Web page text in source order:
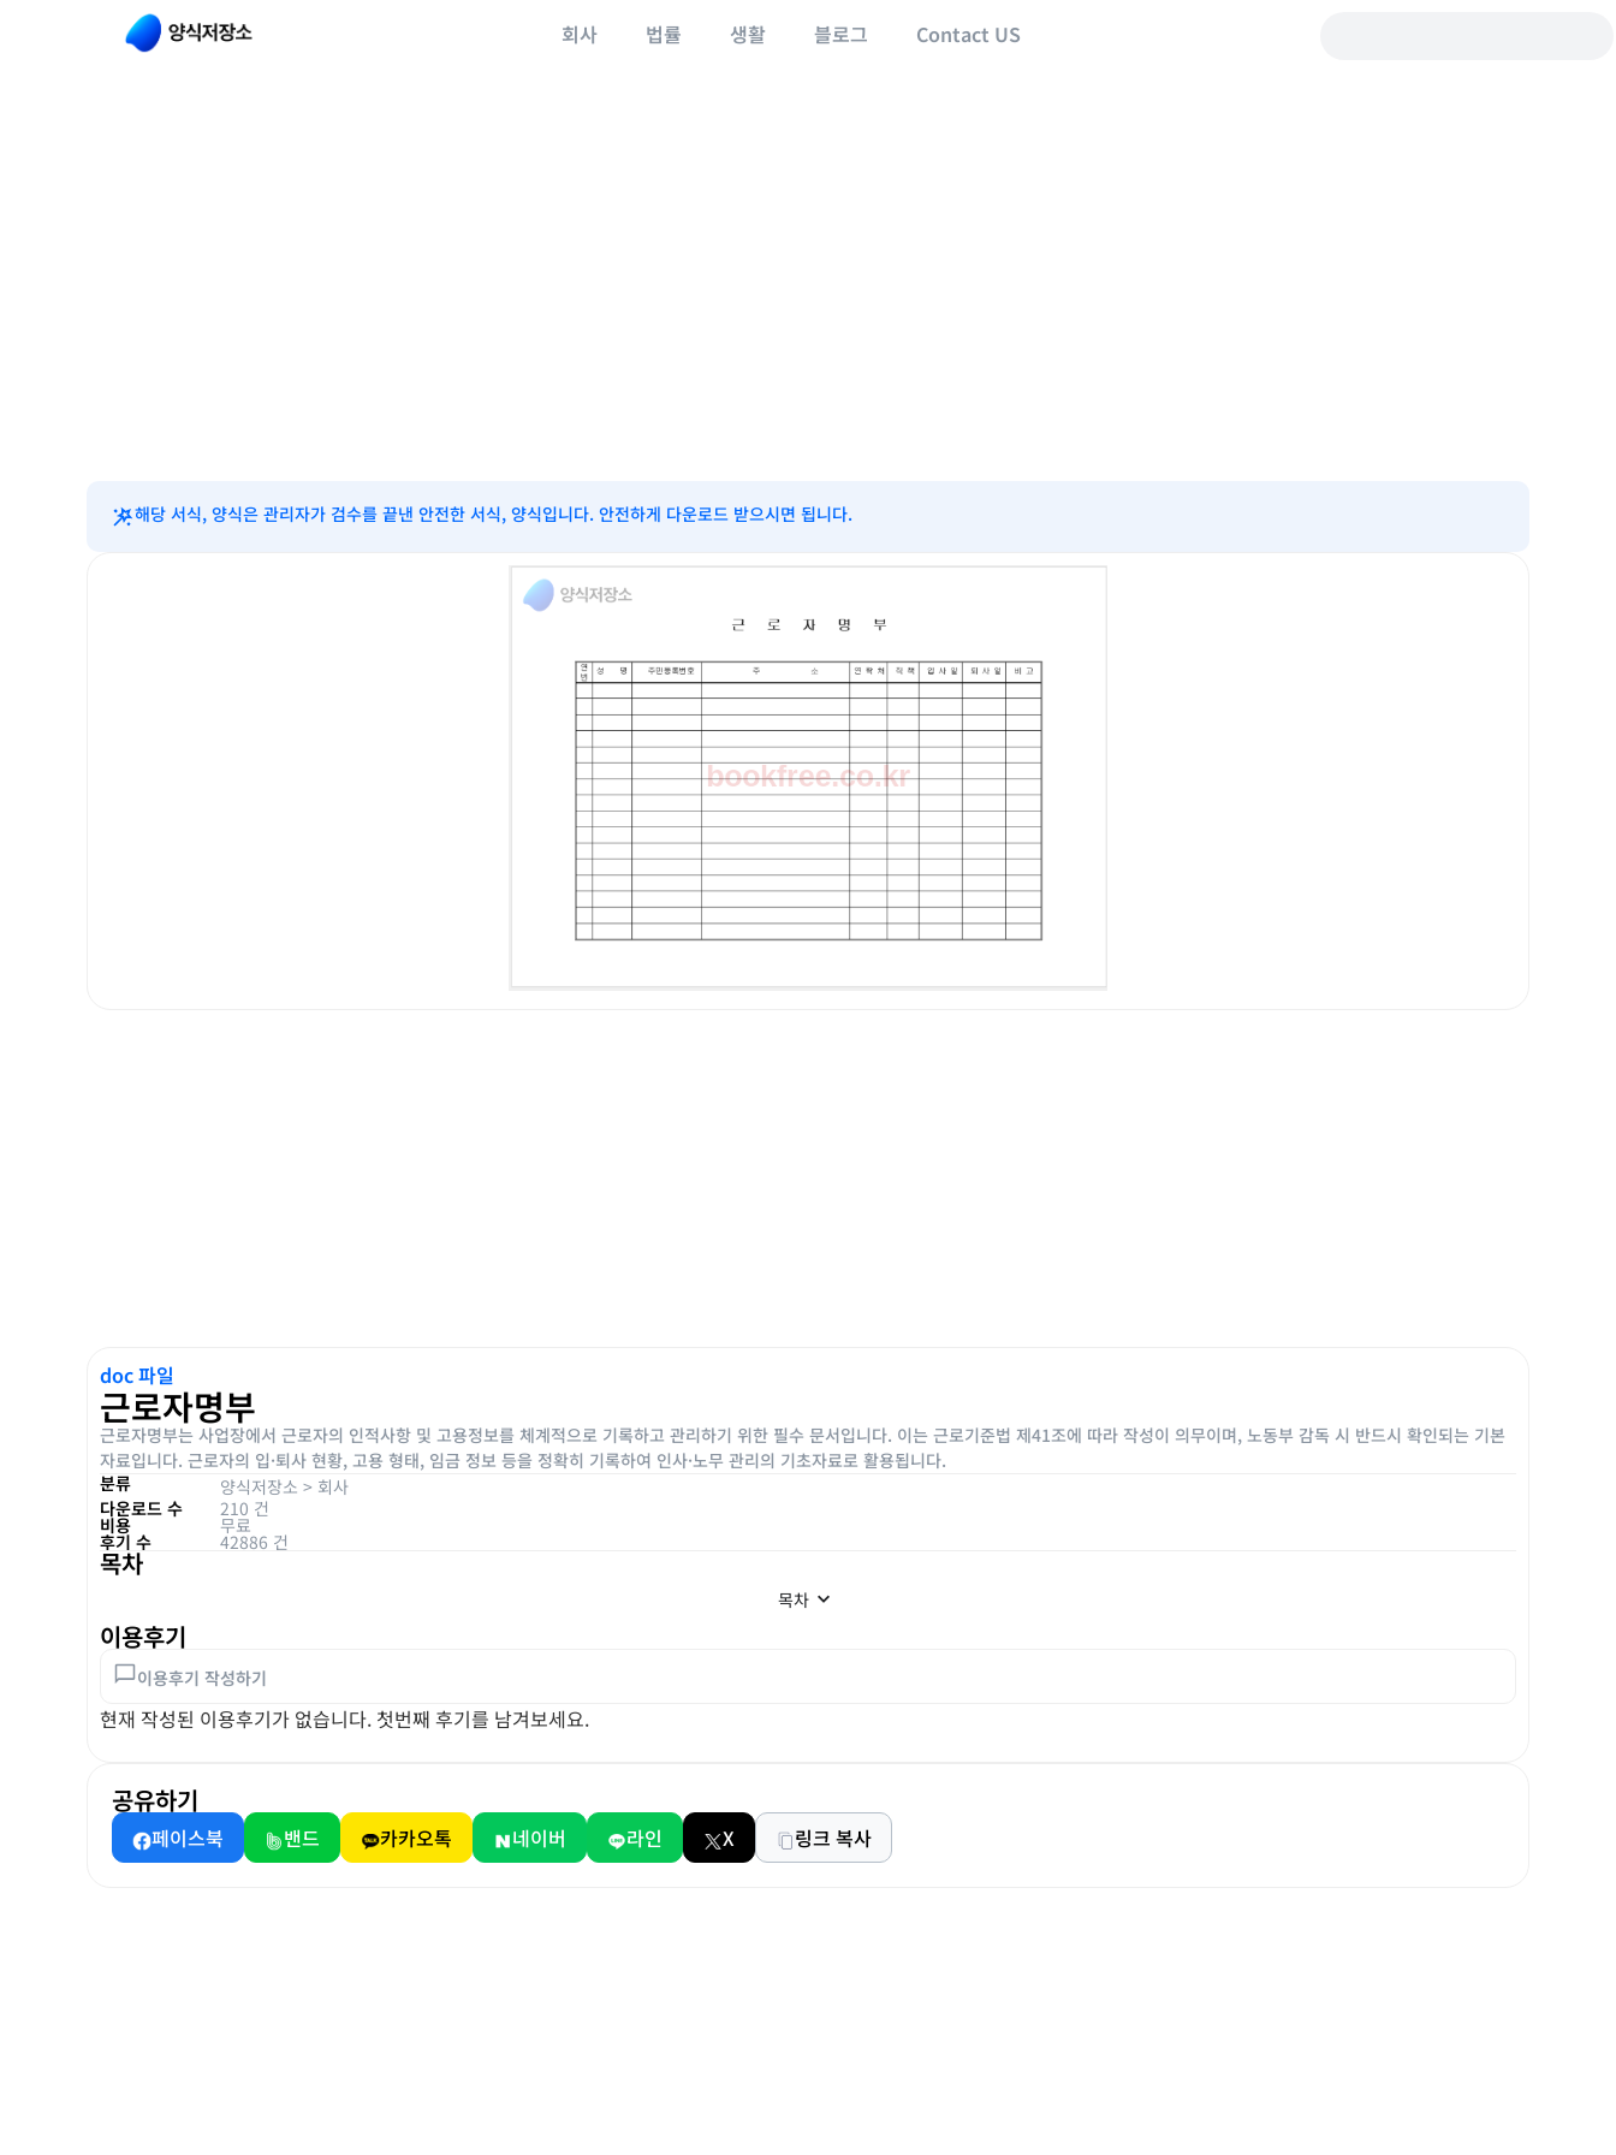
회사 법률 생활 블로그 Contact US
해당 서식, 양식은 관리자가 검수를 끝낸 안전한 서식, 양식입니다. 안전하게 다운로드 받으시면 됩니다.
doc 파일
근로자명부
근로자명부는 사업장에서 근로자의 인적사항 및 고용정보를 체계적으로 기록하고 관리하기 위한 필수 문서입니다. 이는 근로기준법 제41조에 따라 작성이 의무이며, 노동부 감독 시 반드시 확인되는 기본
자료입니다. 근로자의 입·퇴사 현황, 고용 형태, 임금 정보 등을 정확히 기록하여 인사·노무 관리의 기초자료로 활용됩니다.
분류
양식저장소 > 회사
다운로드 수
210 건
비용 무료
후기 수 42886 건
목차
목차
이용후기
이용후기 작성하기
현재 작성된 이용후기가 없습니다. 첫번째 후기를 남겨보세요.
공유하기
페이스북 밴드 카카오톡 네이버 라인 X 링크 복사